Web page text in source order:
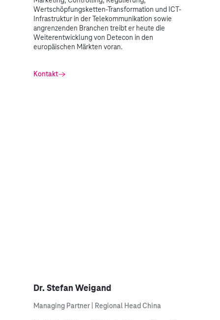
Wertschöpfungsketten-Transformation und ICT-
Infrastruktur in der Telekommunikation sowie
angrenzenden Branchen treibt er heute die
Weiterentwicklung von Detecon in den
europäischen Märkten voran.
Kontakt
Dr. Stefan Weigand
Managing Partner | Regional Head China